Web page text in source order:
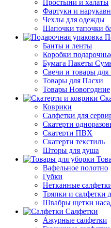
Простыни и халаты
Фартуки и
Чехлы для одежды
Шапочки тапочки
Банты и ленты
Коробки
Бумага Пакеты
Свечи и товары для
Товары для Пасхи
Товары Новогодние
Коврики
Салфетки для
Скатерти
Скатерти ПВХ
Скатерти текстиль
Шторы для душа
Вафельное полотно
Губки
Нетканные
Тряпки и салфетки
Швабры щетки
Салфетки
Ажурные салфетки